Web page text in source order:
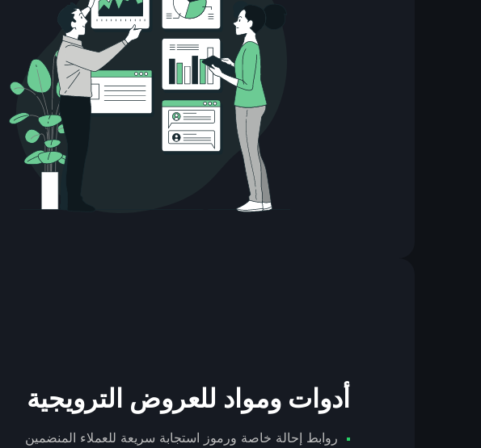
أدوات ومواد للعروض الترويجية
روابط إحالة خاصة ورموز استجابة سريعة للعملاء المنضمين